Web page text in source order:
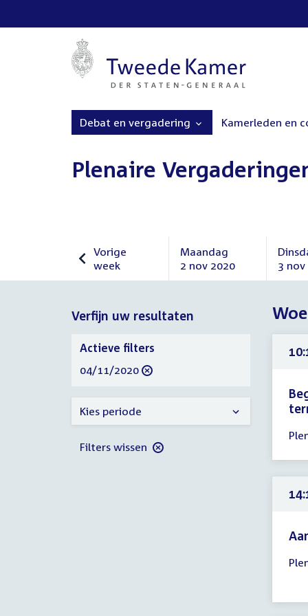
Debat en vergadering Kamerleden en
Plenaire
Vorige
week
Vorige
Maandag
2 nov 2020
Maandag
2020
3
2020
Verfijn uw resultaten
-
-
Verfijn
uw
resultaten
Actieve filters
verwijder
04/11/2020
Kies periode
Filters wissen